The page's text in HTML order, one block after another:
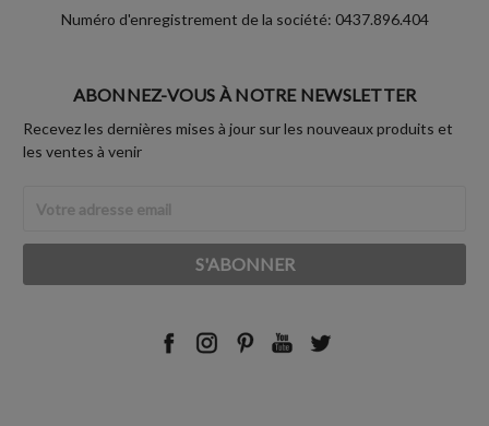
Numéro d'enregistrement de la société: 0437.896.404
ABONNEZ-VOUS À NOTRE NEWSLETTER
Recevez les dernières mises à jour sur les nouveaux produits et
les ventes à venir
Email